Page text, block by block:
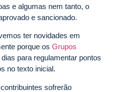
e algumas nem tanto, o
e sancionado.
ter novidades em
porque os Grupos
para regulamentar pontos
no texto inicial.
sofrerão